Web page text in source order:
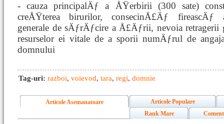
- cauza principalÄƒ a ÅŸerbirii (300 sate)
creÅŸterea birurilor, consecinÅ£Äƒ
generale de sÄƒrÄƒcire a Å£Äƒrii, nevoia retragerii
resurselor ei vitale de a sporii numÄƒrul de
domnului
Tag-uri: razboi, voievod, tara, regi, domnie
Articole Asemanatoare
Articole Populare
Rank Mare